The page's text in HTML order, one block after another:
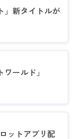
」新タイトルが
ールド」
ットアプリ配